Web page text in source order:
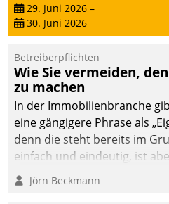
29. Juni 2026 –
30. Juni 2026
Betreiberpflichten
Wie Sie vermeiden,
zu machen
In der Immobilienbranche
eine gängigere Phrase als
denn die steht bereits im
einfach und eindeutig, ist
Branchenbeschäftigte
Verantwortung folgen
Jörn Beckmann